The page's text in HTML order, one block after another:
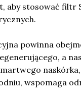
aby stosować filtr
powinna
a
martwego
wspomaga